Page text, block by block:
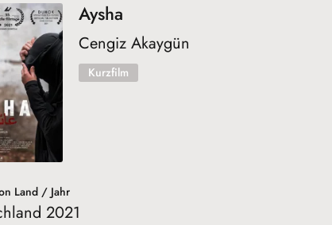
Aysha
Cengiz Akaygün
Kurzfilm
Land / Jahr
2021